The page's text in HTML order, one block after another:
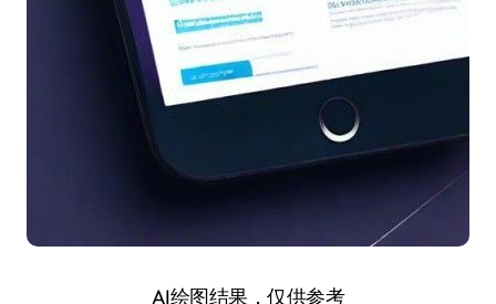
AI绘图结果，仅供参考